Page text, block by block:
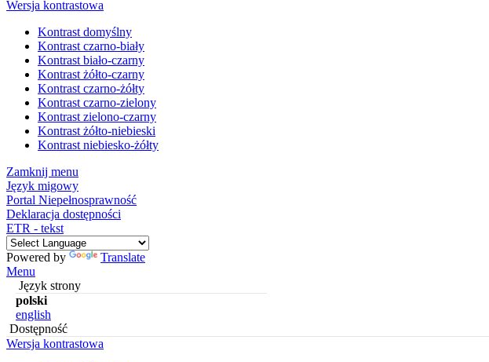
Wersja kontrastowa
Kontrast domyślny
Kontrast czarno-biały
Kontrast biało-czarny
Kontrast żółto-czarny
Kontrast czarno-żółty
Kontrast czarno-zielony
Kontrast zielono-czarny
Kontrast żółto-niebieski
Kontrast niebiesko-żółty
Zamknij menu
Język migowy
Portal Niepełnosprawność
Deklaracja dostępności
ETR - tekst
Powered by
Translate
Menu
Język strony
polski
english
Dostępność
Wersja kontrastowa